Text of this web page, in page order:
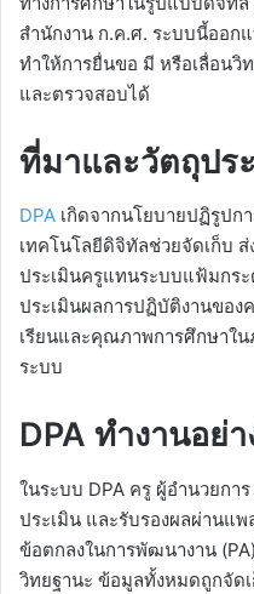
สำนักงาน ก.ค.ศ. ระบบนี้ออก
ทำให้การยื่นขอ มี หรือเลื่อนวิ
และตรวจสอบได้
ที่มาและวัตถุปร
DPA เกิดจากนโยบายปฏิรูปก
เทคโนโลยีดิจิทัลช่วยจัดเก็บ
ประเมินครูแทนระบบแฟ้มกระ
ประเมินผลการปฏิบัติงานของ
เรียนและคุณภาพการศึกษาใ
ระบบ
DPA ทำงานอย่า
ในระบบ DPA ครู ผู้อำนวยกา
ประเมิน และรับรองผลผ่านแ
ข้อตกลงในการพัฒนางาน
วิทยฐานะ ข้อมูลทั้งหมดถูกจัด